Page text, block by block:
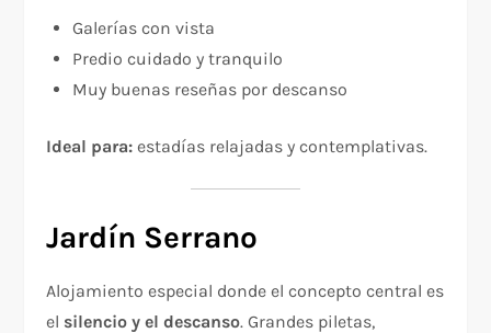
Galerías con vista
Predio cuidado y tranquilo
Muy buenas reseñas por descanso
Ideal para: estadías relajadas y contemplativas.
Jardín Serrano
Alojamiento especial donde el concepto central es
el silencio y el descanso. Grandes piletas,